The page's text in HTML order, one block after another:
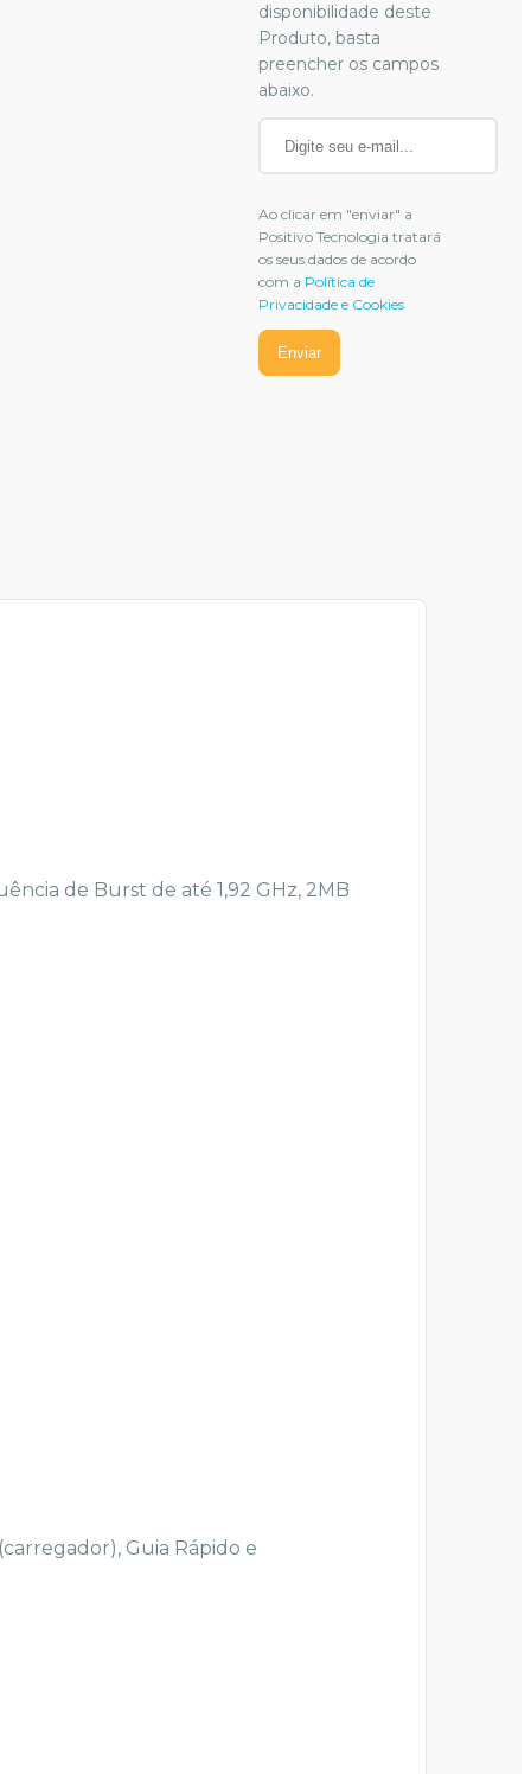
disponibilidade deste
Produto, basta
preencher os campos
abaixo.
Ao clicar em "enviar" a
Positivo Tecnologia tratará
os seus dados de acordo
com a Política de
Privacidade e Cookies
Enviar
de Burst de até 1,92 GHz, 2MB
Guia Rápido e